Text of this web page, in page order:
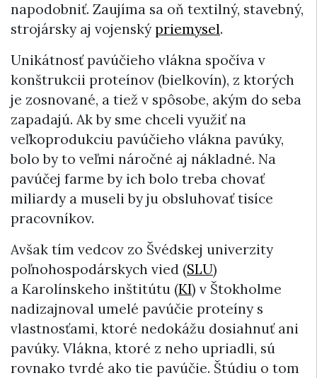
napodobniť. Zaujíma sa oň textilný, stavebný,
strojársky aj vojenskýpriemysel.
Unikátnosť pavúčieho vlákna spočíva v
konštrukcii proteínov (bielkovín), z ktorých
je zosnované, a tiež v spôsobe, akým do seba
zapadajú. Ak by sme chceli využiť na
veľkoprodukciu pavúčieho vlákna pavúky,
bolo by to veľmi náročné aj nákladné. Na
pavúčej farme by ich bolo treba chovať
miliardy a museli by ju obsluhovať tisíce
pracovníkov.
Avšak tím vedcov zo Švédskej univerzity
poľnohospodárskych vied (SLU)
a Karolínskeho inštitútu (KI) v Štokholme
nadizajnoval umelé pavúčie proteíny s
vlastnosťami, ktoré nedokážu dosiahnuť ani
pavúky. Vlákna, ktoré z neho upriadli, sú
rovnako tvrdé ako tie pavúčie. Štúdiu o tom